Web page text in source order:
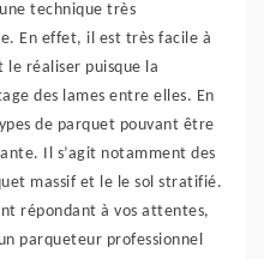
technique très
En effet, il est très facile à
réaliser puisque la
des lames entre elles. En
de parquet pouvant être
Il s’agit notamment des
massif et le le sol stratifié.
répondant à vos attentes,
parqueteur professionnel